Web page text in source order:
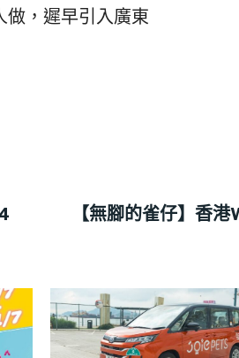
，遲早引入廣東
【無腳的雀仔】香